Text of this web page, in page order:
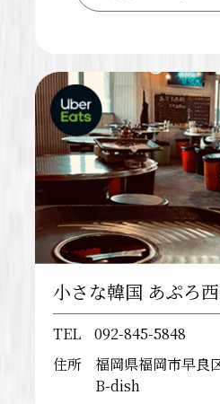
小さな韓国 あぷろ
TEL
092-845-5848
住所
福岡県福岡市早良
B-dish